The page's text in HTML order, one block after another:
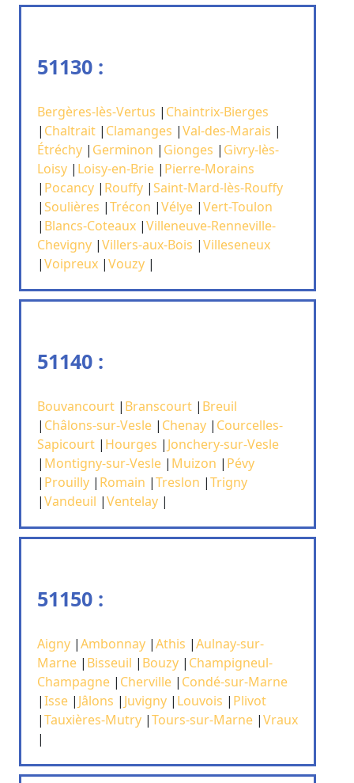
51130 :
Bergères-lès-Vertus | Chaintrix-Bierges
| Chaltrait | Clamanges |Val-des-Marais |
Étréchy | Germinon | Gionges | Givry-lès-
Loisy | Loisy-en-Brie | Pierre-Morains
| Pocancy | Rouffy |Saint-Mard-lès-Rouffy
|Soulières |Trécon |Vélye |Vert-Toulon
| Blancs-Coteaux |Villeneuve-Renneville-
Chevigny |Villers-aux-Bois |Villeseneux
|Voipreux |Vouzy |
51140 :
Bouvancourt | Branscourt | Breuil
| Châlons-sur-Vesle | Chenay | Courcelles-
Sapicourt | Hourges | Jonchery-sur-Vesle
| Montigny-sur-Vesle | Muizon | Pévy
| Prouilly | Romain |Treslon |Trigny
|Vandeuil |Ventelay |
51150 :
Aigny |Ambonnay |Athis |Aulnay-sur-
Marne | Bisseuil | Bouzy | Champigneul-
Champagne | Cherville | Condé-sur-Marne
|Isse | Jâlons | Juvigny | Louvois | Plivot
|Tauxières-Mutry |Tours-sur-Marne |Vraux
|